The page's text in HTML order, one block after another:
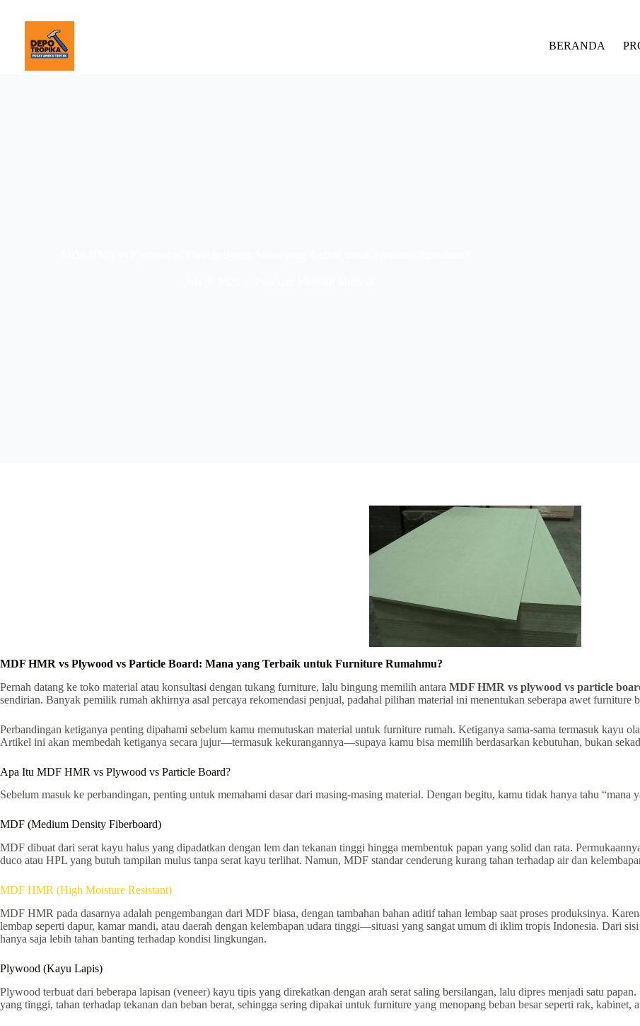
BERANDA
MDF HMR vs Plywood vs Particle Board: Mana yang Terbaik untuk Furniture Rumahmu?
Pernah datang ke toko material atau konsultasi dengan tukang furniture, lalu bingung memilih antara MDF HMR vs plywood vs particle
sendirian. Banyak pemilik rumah akhirnya asal percaya rekomendasi penjual, padahal pilihan material ini menentukan seberapa awet furniture
Perbandingan ketiganya penting dipahami sebelum kamu memutuskan material untuk furniture rumah. Ketiganya sama-sama termasuk kayu
Artikel ini akan membedah ketiganya secara jujur—termasuk kekurangannya—supaya kamu bisa memilih berdasarkan kebutuhan, bukan
Apa Itu MDF HMR vs Plywood vs Particle Board?
Sebelum masuk ke perbandingan, penting untuk memahami dasar dari masing-masing material. Dengan begitu, kamu tidak hanya tahu “mana
MDF (Medium Density Fiberboard)
MDF dibuat dari serat kayu halus yang dipadatkan dengan lem dan tekanan tinggi hingga membentuk papan yang solid dan rata.
duco atau HPL yang butuh tampilan mulus tanpa serat kayu terlihat. Namun, MDF standar cenderung kurang tahan terhadap air dan
MDF HMR (High Moisture Resistant)
MDF HMR pada dasarnya adalah pengembangan dari MDF biasa, dengan tambahan bahan aditif tahan lembap saat proses produksinya.
lembap seperti dapur, kamar mandi, atau daerah dengan kelembapan udara tinggi—situasi yang sangat umum di iklim tropis Indonesia. Dari
hanya saja lebih tahan banting terhadap kondisi lingkungan.
Plywood (Kayu Lapis)
Plywood terbuat dari beberapa lapisan (veneer) kayu tipis yang direkatkan dengan arah serat saling bersilangan, lalu dipres menjadi satu
yang tinggi, tahan terhadap tekanan dan beban berat, sehingga sering dipakai untuk furniture yang menopang beban besar seperti rak, kabinet,